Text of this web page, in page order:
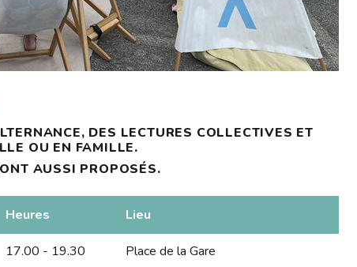
DES LECTURES COLLECTIVES ET
OU EN FAMILLE.
AUSSI PROPOSÉS.
Heures Lieu
17.00 - 19.30 Place de la Gare